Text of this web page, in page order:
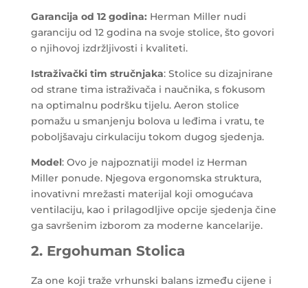
Garancija od 12 godina: Herman Miller nudi
garanciju od 12 godina na svoje stolice, što govori
o njihovoj izdržljivosti i kvaliteti.
Istraživački tim stručnjaka: Stolice su dizajnirane
od strane tima istraživača i naučnika, s fokusom
na optimalnu podršku tijelu. Aeron stolice
pomažu u smanjenju bolova u leđima i vratu, te
poboljšavaju cirkulaciju tokom dugog sjedenja.
Model: Ovo je najpoznatiji model iz Herman
Miller ponude. Njegova ergonomska struktura,
inovativni mrežasti materijal koji omogućava
ventilaciju, kao i prilagodljive opcije sjedenja čine
ga savršenim izborom za moderne kancelarije.
2. Ergohuman Stolica
Za one koji traže vrhunski balans između cijene i